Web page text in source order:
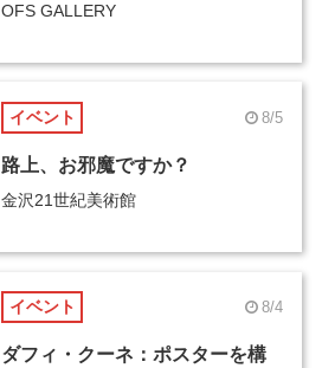
OFS GALLERY
イベント 8/5
路上、お邪魔ですか？
金沢21世紀美術館
イベント 8/4
ダフィ・クーネ：ポスターを構